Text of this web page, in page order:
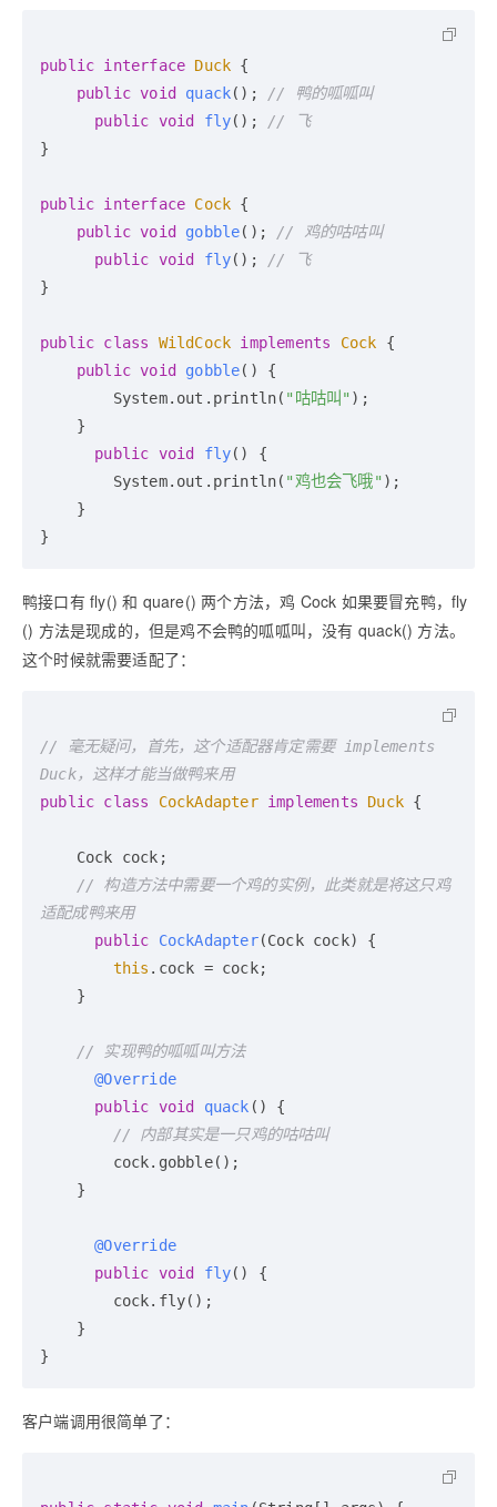
public interface Duck {
public void quack() ;
// 鸭的呱呱叫
public void fly() ;
// 飞
}
public interface Cock {
public void gobble() ;
// 鸡的咕咕叫
public void fly() ;
// 飞
}
public class WildCock implements Cock {
public void gobble()
{
        System.out.println(
"咕咕叫" );
public void fly()
{
        System.out.println(
"鸡也会飞哦" );
鸭接口有 fly() 和 quare() 两个方法，鸡 Cock 如果要冒充鸭，fly
() 方法是现成的，但是鸡不会鸭的呱呱叫，没有 quack() 方法。
这个时候就需要适配了：
// 毫无疑问，首先，这个适配器肯定需要 implements
Duck，这样才能当做鸭来用
public class CockAdapter implements Duck {
// 构造方法中需要一个鸡的实例，此类就是将这只鸡
适配成鸭来用
public
CockAdapter(Cock cock)
{
this .cock = cock;
// 实现鸭的呱呱叫方法
@Override
public void quack ()
{
// 内部其实是一只鸡的咕咕叫
@Override
public void fly()
{
客户端调用很简单了：